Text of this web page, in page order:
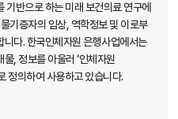
기반으로 하는 미래 보건의료 연구에
기증자의 임상, 역학정보 및 이로부
다. 한국인체자원 은행사업에서는
, 정보를 아울러 ‘인체자원
의하여 사용하고 있습니다.